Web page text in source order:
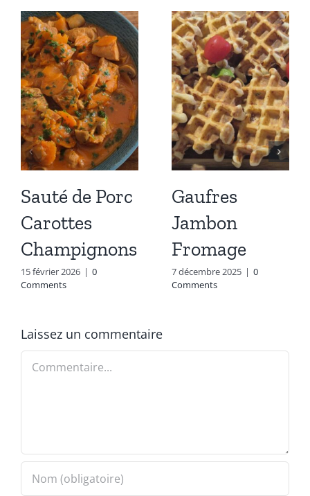
Sauté de Porc
Carottes
Champignons
15 février 2026 | 0
Comments
Gaufres
Jambon
Fromage
7 décembre 2025 | 0
Comments
Laissez un commentaire
Commentaire